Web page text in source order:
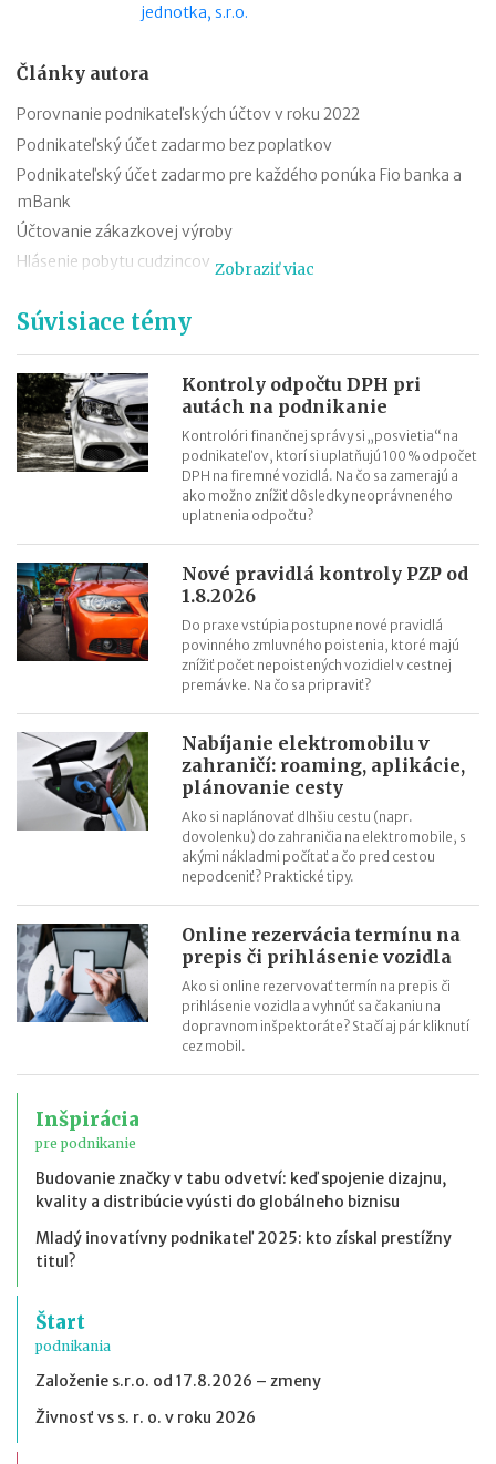
jednotka, s.r.o.
Články autora
Porovnanie podnikateľských účtov v roku 2022
Podnikateľský účet zadarmo bez poplatkov
Podnikateľský účet zadarmo pre každého ponúka Fio banka a
mBank
Účtovanie zákazkovej výroby
Hlásenie pobytu cudzincov
Cestovné náhrady pri elektromobiloch
Odpisovanie elektromobilov a elektrobicyklov
Kontroly v oblasti registratúry
Registratúrny plán a registratúrny poriadok
Zobraziť viac
Súvisiace témy
Kontroly odpočtu DPH pri
autách na podnikanie
Kontrolóri finančnej správy si „posvietia“ na
podnikateľov, ktorí si uplatňujú 100 % odpočet
DPH na firemné vozidlá. Na čo sa zamerajú a
ako možno znížiť dôsledky neoprávneného
uplatnenia odpočtu?
Nové pravidlá kontroly PZP od
1.8.2026
Do praxe vstúpia postupne nové pravidlá
povinného zmluvného poistenia, ktoré majú
znížiť počet nepoistených vozidiel v cestnej
premávke. Na čo sa pripraviť?
Nabíjanie elektromobilu v
zahraničí: roaming, aplikácie,
plánovanie cesty
Ako si naplánovať dlhšiu cestu (napr.
dovolenku) do zahraničia na elektromobile, s
akými nákladmi počítať a čo pred cestou
nepodceniť? Praktické tipy.
Online rezervácia termínu na
prepis či prihlásenie vozidla
Ako si online rezervovať termín na prepis či
prihlásenie vozidla a vyhnúť sa čakaniu na
dopravnom inšpektoráte? Stačí aj pár kliknutí
cez mobil.
Inšpirácia
pre podnikanie
Budovanie značky v tabu odvetví: keď spojenie dizajnu,
kvality a distribúcie vyústi do globálneho biznisu
Mladý inovatívny podnikateľ 2025: kto získal prestížny
titul?
Štart
podnikania
Založenie s.r.o. od 17.8.2026 – zmeny
Živnosť vs s. r. o. v roku 2026